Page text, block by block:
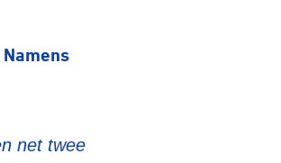
net twee